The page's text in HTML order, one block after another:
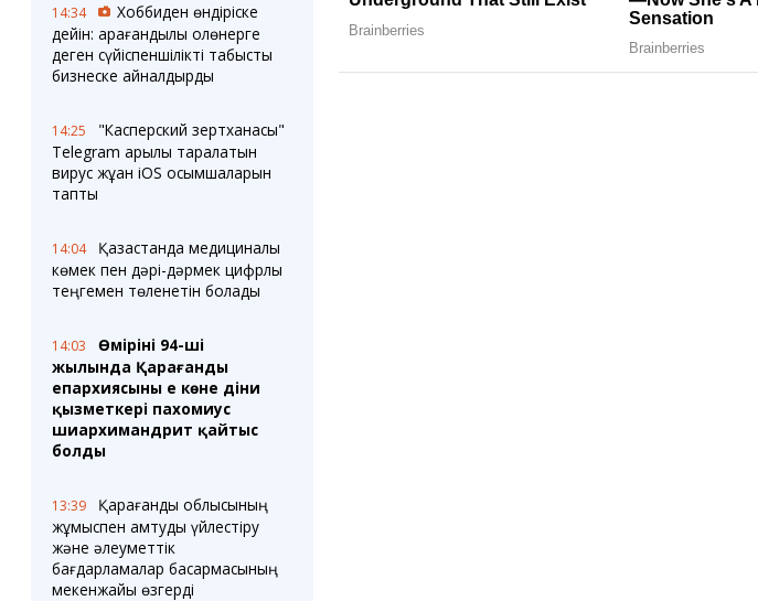
14:34
Хоббиден өндіріске
дейін: қарағандылық қолөнерге
деген сүйіспеншілікті табысты
бизнеске айналдырды
14:25
"Касперский зертханасы"
Telegram арқылы таралатын
вирус жұққан iOS қосымшаларын
тапты
14:04
Қазақстанда медициналық
көмек пен дәрі-дәрмек цифрлық
теңгемен төленетін болады
14:03
Өмірінің 94-ші
жылында Қарағанды
епархиясының ең көне діни
қызметкері пахомиус
шиархимандрит қайтыс
болды
13:39
Қарағанды облысының
жұмыспен қамтуды үйлестіру
және әлеуметтік
бағдарламалар басқармасының
мекенжайы өзгерді